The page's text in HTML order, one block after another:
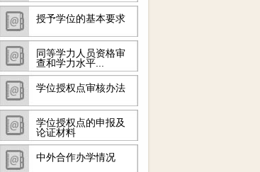
授予学位的基本要求
同等学力人员资格审
查和学力水平...
学位授权点审核办法
学位授权点的申报及
论证材料
中外合作办学情况